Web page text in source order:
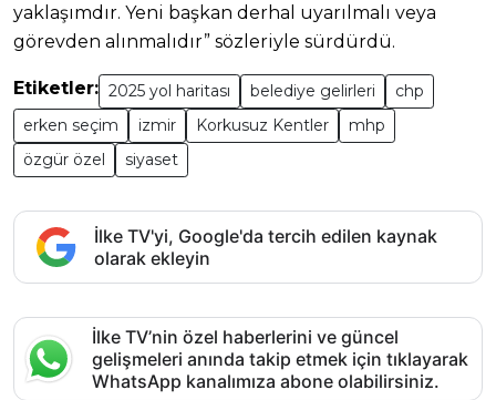
yaklaşımdır. Yeni başkan derhal uyarılmalı veya
görevden alınmalıdır” sözleriyle sürdürdü.
Etiketler: 2025 yol haritası belediye gelirleri
chp
erken seçim
izmir Korkusuz Kentler
mhp
özgür özel
siyaset
İlke TV'yi, Google'da tercih edilen kaynak
olarak ekleyin
İlke TV’nin özel haberlerini ve güncel
gelişmeleri anında takip etmek için tıklayarak
WhatsApp kanalımıza abone olabilirsiniz.